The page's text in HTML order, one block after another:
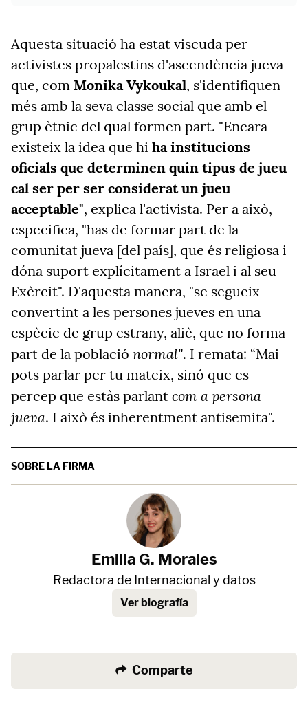
Aquesta situació ha estat viscuda per
activistes propalestins d'ascendència jueva
que, com Monika Vykoukal, s'identifiquen
més amb la seva classe social que amb el
grup ètnic del qual formen part. "Encara
existeix la idea que hi ha institucions
oficials que determinen quin tipus de jueu
cal ser per ser considerat un jueu
acceptable", explica l'activista. Per a això,
especifica, "has de formar part de la
comunitat jueva [del país], que és religiosa i
dóna suport explícitament a Israel i al seu
Exèrcit". D'aquesta manera, "se segueix
convertint a les persones jueves en una
espècie de grup estrany, aliè, que no forma
part de la població normal". I remata: “Mai
pots parlar per tu mateix, sinó que es
percep que estàs parlant com a persona
jueva. I això és inherentment antisemita".
SOBRE LA FIRMA
Emilia G. Morales
Redactora de Internacional y datos
Ver biografía
Comparte